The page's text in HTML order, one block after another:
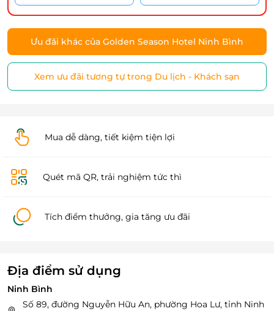
Ưu đãi khác của Golden Season Hotel Ninh Bình
Xem ưu đãi tương tự trong Du lịch - Khách sạn
Mua dễ dàng, tiết kiệm tiện lợi
Quét mã QR, trải nghiệm tức thì
Tích điểm thưởng, gia tăng ưu đãi
Địa điểm sử dụng
Ninh Bình
Số 89, đường Nguyễn Hữu An, phường Hoa Lư, tỉnh Ninh